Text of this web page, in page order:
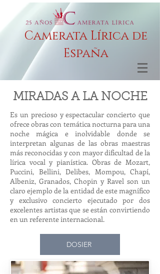
Camerata Lírica de
España
MIRADAS A LA NOCHE
Es un precioso y espectacular concierto que
ofrece obras con temática nocturna para una
noche mágica e inolvidable donde se
interpretan algunas de las obras maestras
más reconocidas y con mayor dificultad de la
lírica vocal y pianística. Obras de Mozart,
Puccini, Bellini, Delibes, Mompou, Chapí,
Albeniz, Granados, Chopin y Ravel son un
claro ejemplo de la entidad de este magnífico
y exclusivo concierto ejecutado por dos
excelentes artistas que se están convirtiendo
en un referente internacional.
DOSIER